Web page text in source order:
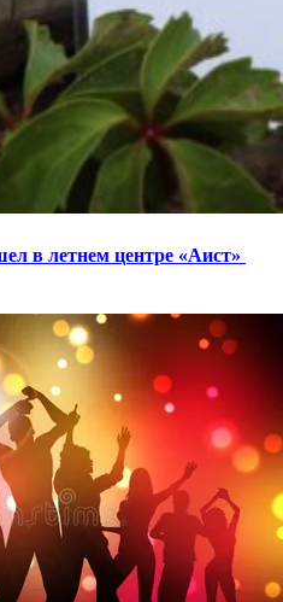
в летнем центре «Аист»